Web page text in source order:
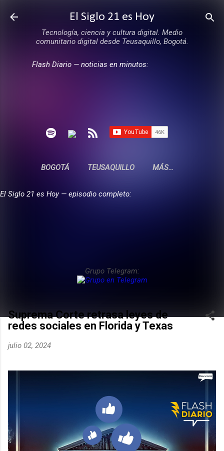
Ir al contenido principal
El Siglo 21 es Hoy
Tecnología, ciencia y cultura digital. Medio
comunitario digital desde Teusaquillo, Bogotá.
Flash Diario — noticias en minutos:
BOGOTÁ TEUSAQUILLO MÁS…
El Siglo 21 es Hoy — episodio completo:
Grupo Telegram:
Suprema Corte retrasa leyes de
redes sociales en Florida y Texas
julio 02, 2024